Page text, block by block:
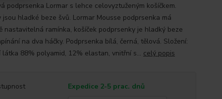
podprsenka Lormar s lehce celovyztuženým košíčkem.
jsou hladké beze švů. Lormar Mousse podprsenka má
nastavitelná ramínka, košíček podprsenky je hladký beze
na dva háčky. Podprsenka bílá, černá, tělová. Složení:
látka 88% polyamid, 12% elastan, vnitřní s... celý popis
Expedice 2-5 prac. dnů